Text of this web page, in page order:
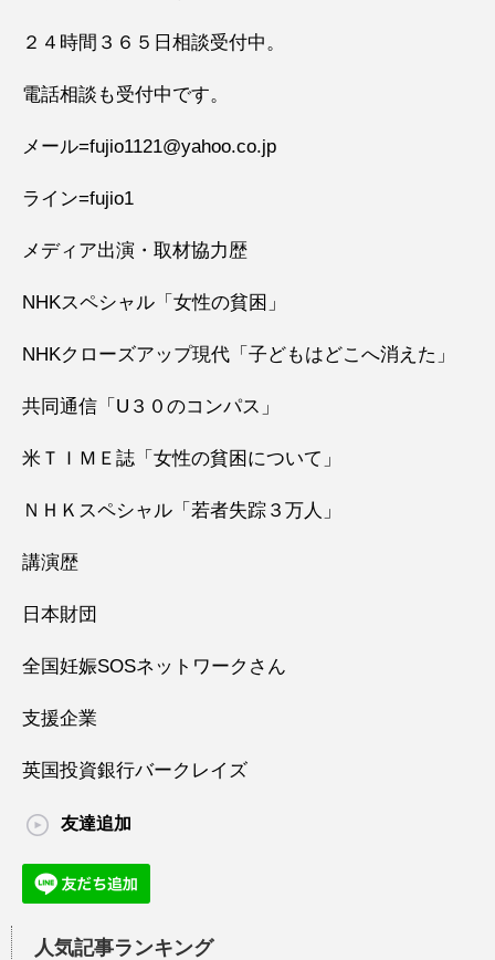
２４時間３６５日相談受付中。
電話相談も受付中です。
メール=fujio1121@yahoo.co.jp
ライン=fujio1
メディア出演・取材協力歴
NHKスペシャル「女性の貧困」
NHKクローズアップ現代「子どもはどこへ消えた」
共同通信「U３０のコンパス」
米ＴＩＭＥ誌「女性の貧困について」
ＮＨＫスペシャル「若者失踪３万人」
講演歴
日本財団
全国妊娠SOSネットワークさん
支援企業
英国投資銀行バークレイズ
友達追加
人気記事ランキング